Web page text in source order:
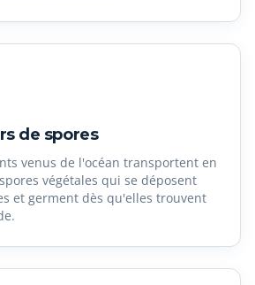
de spores
venus de l'océan transportent en
végétales qui se déposent
et germent dès qu'elles trouvent